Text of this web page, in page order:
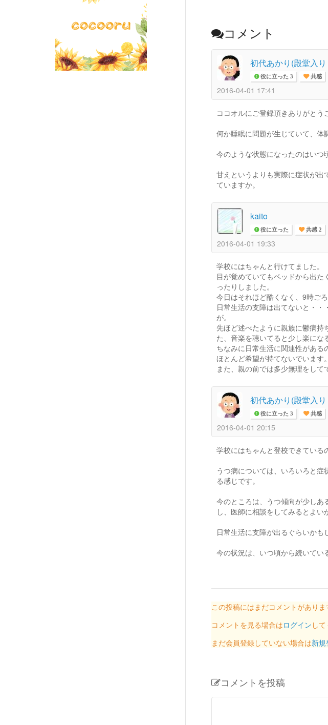
コメント
初代あかり(殿堂入
役に立った 3 共感
2016-04-01 17:41
ココオルにご登録頂きありがと
何か睡眠に問題が生じていて、体
今のような状態になったのはいつ
甘えというよりも実際に症状が出
ていますか。
kaito
役に立った 共感 2
2016-04-01 19:33
学校にはちゃんと行けてました。
目が覚めていてもベッドから出
ったりしました。
今日はそれほど酷くなく、9時ごろ
日常生活の支障は出てないと・
が。
先ほど述べたように親族に鬱病
た、音楽を聴いてると少し楽にな
ちなみに日常生活に関連性があ
ほとんど希望が持てないでいます。
また、親の前では多少無理をして
初代あかり(殿堂入
役に立った 3 共感
2016-04-01 20:15
学校にはちゃんと登校できている
うつ病については、いろいろと
る感じです。
今のところは、うつ傾向が少し
し、医師に相談をしてみるとよい
日常生活に支障が出るぐらいかも
今の状況は、いつ頃から続いてい
この投稿にはまだコメントがありま
コメントを見る場合はログイン して
まだ会員登録していない場合は新
コメントを投稿